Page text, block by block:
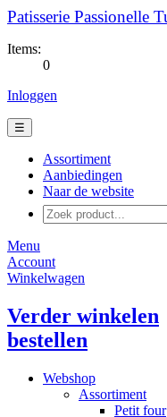
Patisserie Passionelle
Items:
0
Inloggen
☰
Assortiment
Aanbiedingen
Naar de website
Menu
Account
Winkelwagen
Verder winkelen
bestellen
Webshop
Assortiment
Petit four